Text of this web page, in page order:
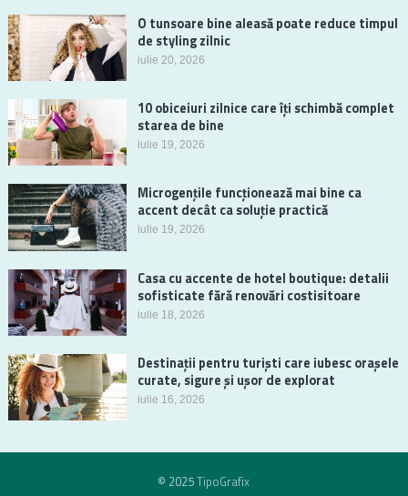
O tunsoare bine aleasă poate reduce timpul
de styling zilnic
iulie 20, 2026
10 obiceiuri zilnice care îți schimbă complet
starea de bine
iulie 19, 2026
Microgențile funcționează mai bine ca
accent decât ca soluție practică
iulie 19, 2026
Casa cu accente de hotel boutique: detalii
sofisticate fără renovări costisitoare
iulie 18, 2026
Destinații pentru turiști care iubesc orașele
curate, sigure și ușor de explorat
iulie 16, 2026
© 2025TipoGrafix